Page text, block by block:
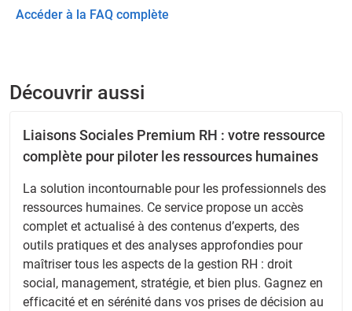
Accéder à la FAQ complète
Découvrir aussi
Liaisons Sociales Premium RH : votre ressource
complète pour piloter les ressources humaines
La solution incontournable pour les professionnels des
ressources humaines. Ce service propose un accès
complet et actualisé à des contenus d’experts, des
outils pratiques et des analyses approfondies pour
maîtriser tous les aspects de la gestion RH : droit
social, management, stratégie, et bien plus. Gagnez en
efficacité et en sérénité dans vos prises de décision au